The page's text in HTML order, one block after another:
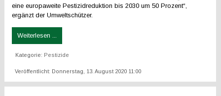
eine europaweite Pestizidreduktion bis 2030 um 50 Prozent“,
ergänzt der Umweltschützer.
Weiterlesen ...
Kategorie: Pestizide
Veröffentlicht: Donnerstag, 13. August 2020 11:00